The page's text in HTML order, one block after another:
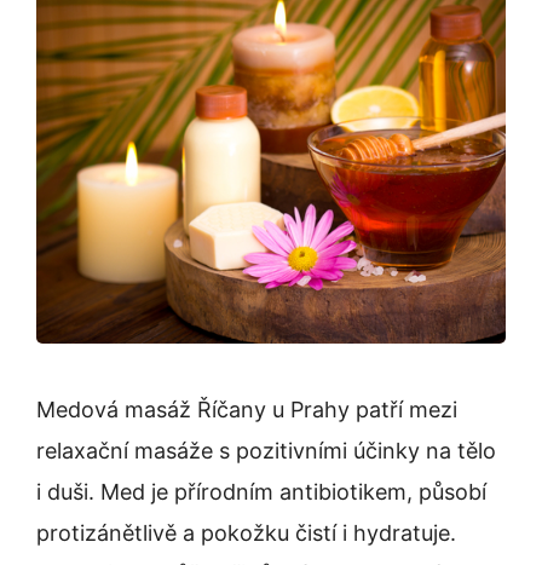
Medová masáž Říčany u Prahy patří mezi
relaxační masáže s pozitivními účinky na tělo
i duši. Med je přírodním antibiotikem, působí
protizánětlivě a pokožku čistí i hydratuje.